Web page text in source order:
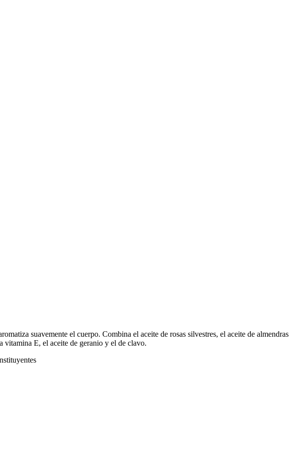
suavemente el cuerpo. Combina el aceite de rosas silvestres, el aceite de almendras
vitamina E, el aceite de geranio y el de clavo.